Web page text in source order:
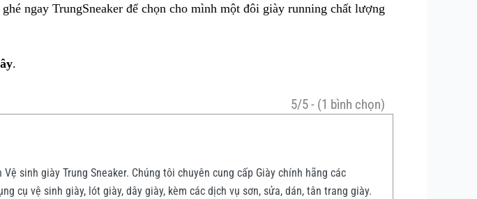
ngay TrungSneaker để chọn cho mình một đôi giày running chất lượng
.
5/5 - (1 bình chọn)
sinh giày Trung Sneaker. Chúng tôi chuyên cung cấp Giày chính hãng các
cụ vệ sinh giày, lót giày, dây giày, kèm các dịch vụ sơn, sửa, dán, tân trang giày.